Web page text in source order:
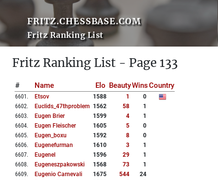
FRITZ.CHESSBASE.COM
Fritz Ranking List
Fritz Ranking List - Page 133
# Name Elo BeautyWinsCountry
6601 . Etsov 1588 1
0
6602. Euclids_47thproblem 1562 58
1
6603. Eugen Brier 1599 4
1
6604. Eugen Fleischer 1605 5
0
6605. Eugen_boxu 1592 8
0
6606. Eugenefurman 1610 3
1
6607. Eugenel 1596 29
1
6608. Eugeneszpakowski 1568 73
1
6609. Eugenio Carnevali 1675 544
24